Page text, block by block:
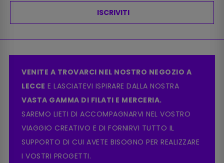
ISCRIVITI
VENITE A TROVARCI NEL NOSTRO NEGOZIO A
LECCE E LASCIATEVI ISPIRARE DALLA NOSTRA
VASTA GAMMA DI FILATI E MERCERIA.
SAREMO LIETI DI ACCOMPAGNARVI NEL VOSTRO
VIAGGIO CREATIVO E DI FORNIRVI TUTTO IL
SUPPORTO DI CUI AVETE BISOGNO PER REALIZZARE
I VOSTRI PROGETTI.